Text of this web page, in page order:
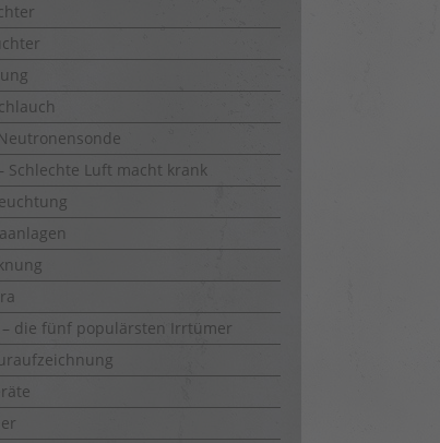
Schlechte Luft macht krank
– die fünf populärsten Irrtümer